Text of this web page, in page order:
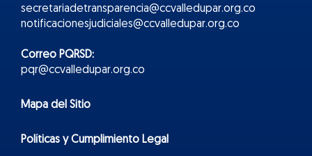
secretariadetransparencia@ccvalledupar.org.co
notificacionesjudiciales@ccvalledupar.org.co
Correo PQRSD:
pqr@ccvalledupar.org.co
Mapa del Sitio
Políticas y Cumplimiento Legal